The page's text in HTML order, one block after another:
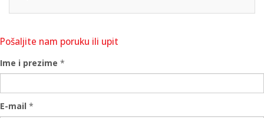
Pošaljite nam poruku ili upit
Ime i prezime *
E-mail *